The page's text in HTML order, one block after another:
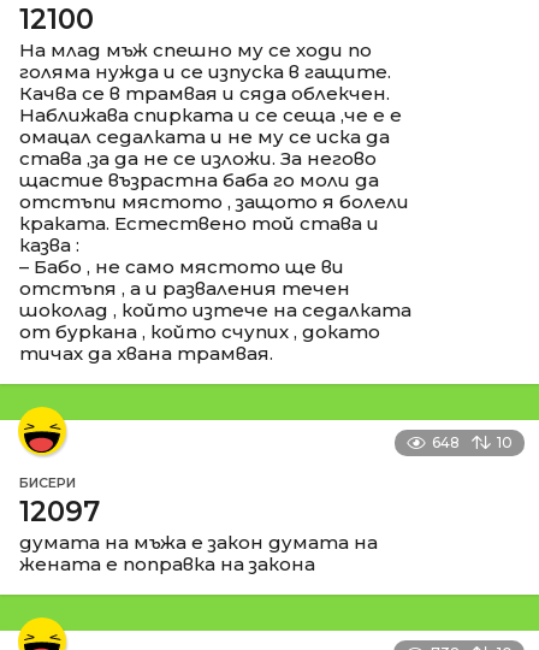
12100
На млад мъж спешно му се ходи по
голяма нужда и се изпуска в гащите.
Качва се в трамвая и сяда облекчен.
Наближава спирката и се сеща ,че е е
омацал седалката и не му се иска да
става ,за да не се изложи. За негово
щастие възрастна баба го моли да
отстъпи мястото , защото я болели
краката. Естествено той става и
казва :
– Бабо , не само мястото ще ви
отстъпя , а и разваления течен
шоколад , който изтече на седалката
от буркана , който счупих , докато
тичах да хвана трамвая.
648 10
БИСЕРИ
12097
думата на мъжа е закон думата на
жената е поправка на закона